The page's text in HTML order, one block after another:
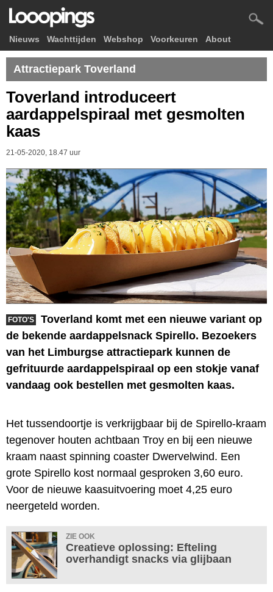
Nieuws Wachttijden Webshop Voorkeuren About
Attractiepark Toverland
Toverland introduceert
aardappelspiraal met gesmolten
kaas
21-05-2020, 18.47 uur
FOTO'S
Toverland komt met een nieuwe variant op
de bekende aardappelsnack Spirello. Bezoekers
van het Limburgse attractiepark kunnen de
gefrituurde aardappelspiraal op een stokje vanaf
vandaag ook bestellen met gesmolten kaas.
Het tussendoortje is verkrijgbaar bij de Spirello-kraam
tegenover houten achtbaan Troy en bij een nieuwe
kraam naast spinning coaster Dwervelwind. Een
grote Spirello kost normaal gesproken 3,60 euro.
Voor de nieuwe kaasuitvoering moet 4,25 euro
neergeteld worden.
ZIE OOK
Creatieve oplossing: Efteling
overhandigt snacks via glijbaan